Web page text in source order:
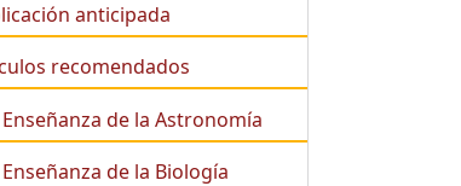
anticipada
recomendados
de la Astronomía
de la Biología